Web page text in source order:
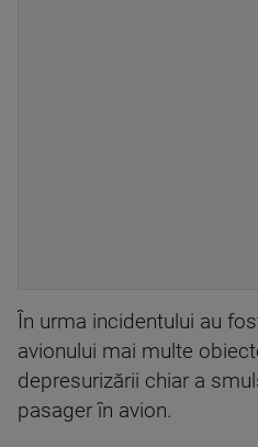
În urma incidentului au
avionului mai multe
depresurizării chiar a
pasager în avion.